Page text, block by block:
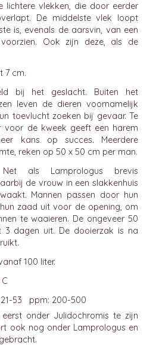
lichtere vlekken, die door eerder
De middelste vlek loopt
is, evenals de aarsvin, van een
Ook zijn deze, als de
7 cm.
bij het geslacht. Buiten het
leven de dieren voornamelijk
toevlucht zoeken bij gevaar. Te
voor de kweek geeft een harem
kans op succes. Meerdere
reken op 50 x 50 cm per man.
als Lamprologus brevis
de vrouw in een slakkenhuis
Mannen passen door hun
zaad uit voor de opening, om
te waaieren. De ongeveer 50
3 dagen uit. De dooierzak is na
100 liter.
53 ppm: 200-500
onder Julidochromis te zijn
ook nog onder Lamprologus en